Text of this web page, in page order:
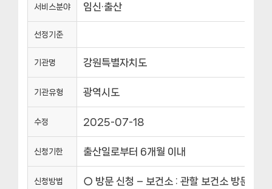
서비스분야 임신·출산
선정기준
기관명 강원특별자치도
기관유형 광역시도
수정 2025-07-18
신청기한 출산일로부터 6개월 이내
신청방법 ○ 방문 신청 – 보건소 : 관할 보건소 방문 ○